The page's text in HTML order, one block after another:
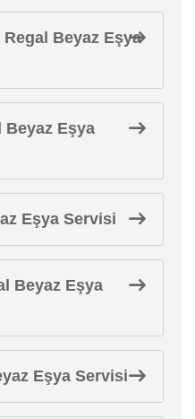
Beyaz Eşya
Beyaz Eşya
Eşya Servisi
Beyaz Eşya
Eşya Servisi